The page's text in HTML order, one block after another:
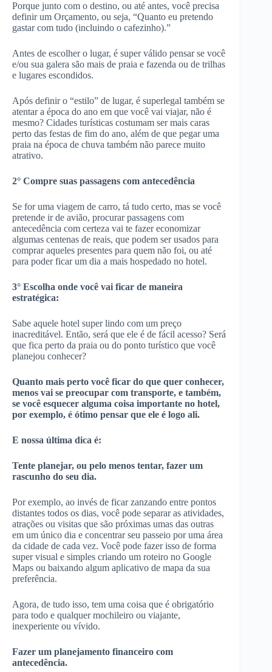
Porque junto com o destino, ou até antes, você precisa
definir um Orçamento, ou seja, “Quanto eu pretendo
gastar com tudo (incluindo o cafezinho).”
Antes de escolher o lugar, é super válido pensar se você
e/ou sua galera são mais de praia e fazenda ou de trilhas
e lugares escondidos.
Após definir o “estilo” de lugar, é superlegal também se
atentar a época do ano em que você vai viajar, não é
mesmo? Cidades turísticas costumam ser mais caras
perto das festas de fim do ano, além de que pegar uma
praia na época de chuva também não parece muito
atrativo.
2° Compre suas passagens com antecedência
Se for uma viagem de carro, tá tudo certo, mas se você
pretende ir de avião, procurar passagens com
antecedência com certeza vai te fazer economizar
algumas centenas de reais, que podem ser usados para
comprar aqueles presentes para quem não foi, ou até
para poder ficar um dia a mais hospedado no hotel.
3° Escolha onde você vai ficar de maneira
estratégica:
Sabe aquele hotel super lindo com um preço
inacreditável. Então, será que ele é de fácil acesso? Será
que fica perto da praia ou do ponto turístico que você
planejou conhecer?
Quanto mais perto você ficar do que quer conhecer,
menos vai se preocupar com transporte, e também,
se você esquecer alguma coisa importante no hotel,
por exemplo, é ótimo pensar que ele é logo ali.
E nossa última dica é:
Tente planejar, ou pelo menos tentar, fazer um
rascunho do seu dia.
Por exemplo, ao invés de ficar zanzando entre pontos
distantes todos os dias, você pode separar as atividades,
atrações ou visitas que são próximas umas das outras
em um único dia e concentrar seu passeio por uma área
da cidade de cada vez. Você pode fazer isso de forma
super visual e simples criando um roteiro no Google
Maps ou baixando algum aplicativo de mapa da sua
preferência.
Agora, de tudo isso, tem uma coisa que é obrigatório
para todo e qualquer mochileiro ou viajante,
inexperiente ou vívido.
Fazer um planejamento financeiro com
antecedência.